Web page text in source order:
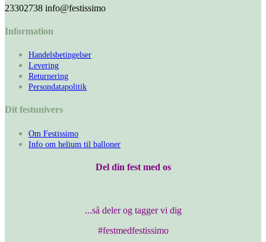
23302738 info@festissimo
Information
Handelsbetingelser
Levering
Returnering
Persondatapolitik
Dit festunivers
Om Festissimo
Info om helium til balloner
Del din fest med os
...så deler og tagger vi dig
#festmedfestissimo